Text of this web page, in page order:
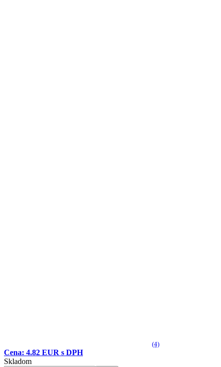
(4)
Cena: 4.82 EUR s DPH
Skladom